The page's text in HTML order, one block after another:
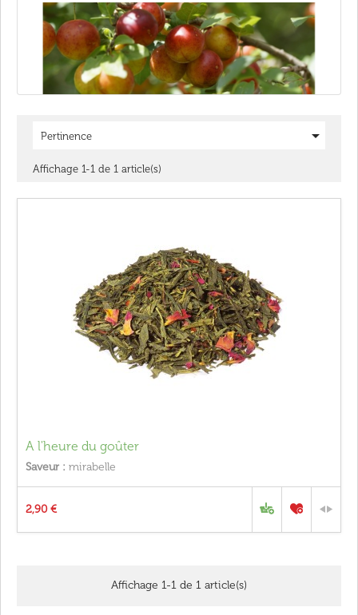
Pertinence 
Affichage 1-1 de 1 article(s)
A l'heure du goûter
Saveur : mirabelle
2,90 €
Affichage 1-1 de 1 article(s)